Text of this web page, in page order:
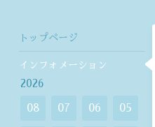
トップページ
インフォメーション
2026
08 07 06 05